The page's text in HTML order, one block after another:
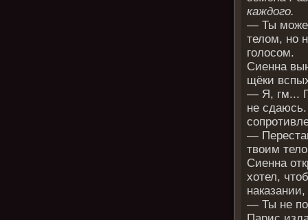
каждого.
— Ты
телом, но
голосом.
Сиенна
щёки
— Я, гм...
не
—
твоим
Сиенна
хотел,
— Ты не